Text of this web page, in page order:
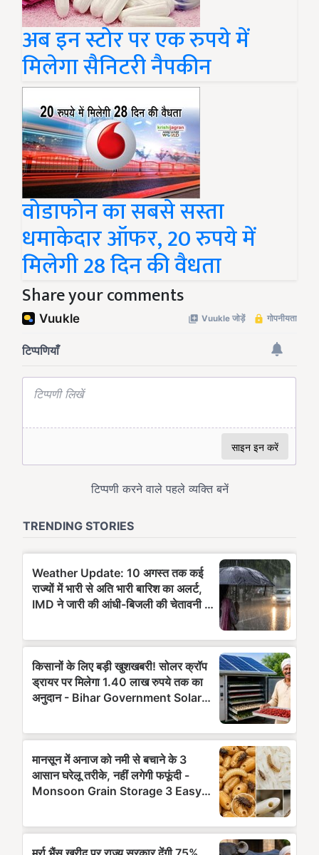
अब इन स्टोर पर एक रुपये में
मिलेगा सैनिटरी नैपकीन
वोडाफोन का सबसे सस्ता
धमाकेदार ऑफर, 20 रुपये में
मिलेगी 28 दिन की वैधता
Share your comments